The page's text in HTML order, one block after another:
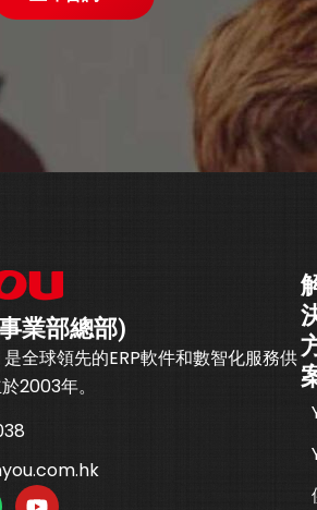
業部總部)
全球領先的ERP軟件和數智化服務供
2003年。